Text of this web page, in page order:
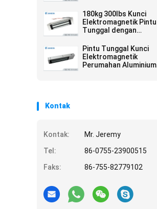
180kg 300lbs Kunci
Elektromagnetik Pintu
Tunggal dengan
Pintu Tunggal Kunci
Elektromagnetik
Perumahan Aluminium
Kontak
Kontak:
Mr. Jeremy
Tel:
86-0755-23900515
Faks:
86-755-82779102